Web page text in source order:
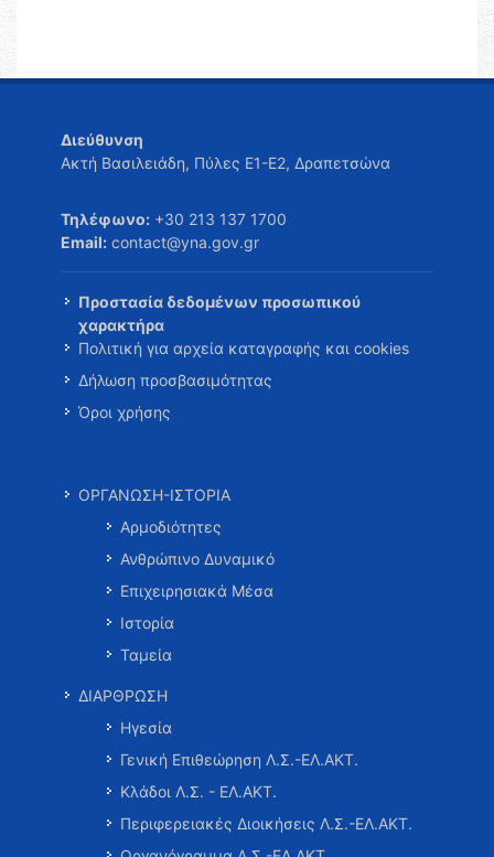
Διεύθυνση
Ακτή Βασιλειάδη, Πύλες Ε1-Ε2, Δραπετσώνα
Τηλέφωνο: +30 213 137 1700
Email: contact@yna.gov.gr
Προστασία δεδομένων προσωπικού
χαρακτήρα
Πολιτική για αρχεία καταγραφής και cookies
Δήλωση προσβασιμότητας
Όροι χρήσης
ΟΡΓΑΝΩΣΗ-ΙΣΤΟΡΙΑ
Αρμοδιότητες
Ανθρώπινο Δυναμικό
Επιχειρησιακά Μέσα
Ιστορία
Ταμεία
ΔΙΑΡΘΡΩΣΗ
Ηγεσία
Γενική Επιθεώρηση Λ.Σ.-ΕΛ.ΑΚΤ.
Κλάδοι Λ.Σ. - ΕΛ.ΑΚΤ.
Περιφερειακές Διοικήσεις Λ.Σ.-ΕΛ.ΑΚΤ.